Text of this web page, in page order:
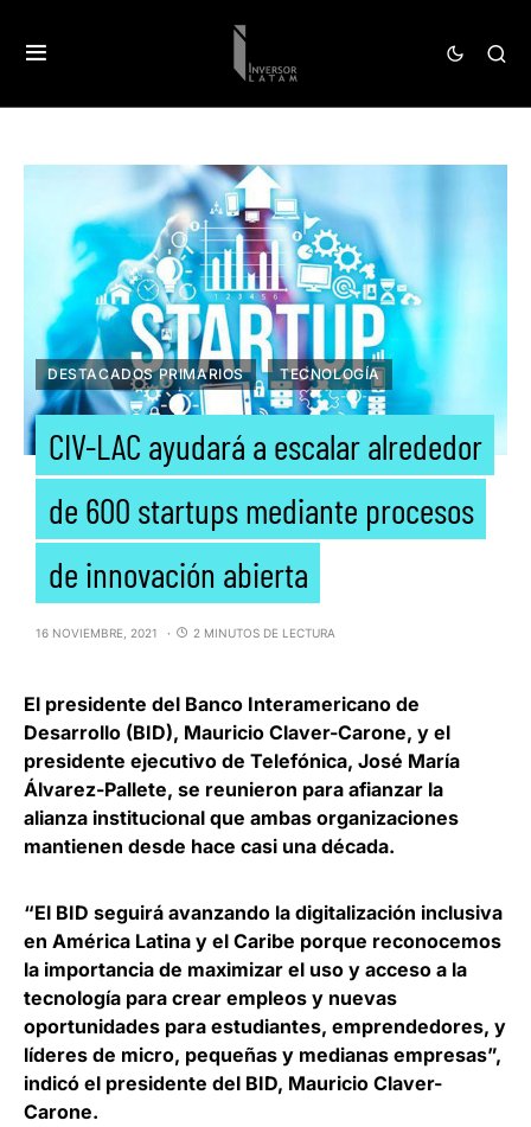
DESTACADOS PRIMARIOS TECNOLOGÍA
CIV-LAC ayudará a escalar alrededor
de 600 startups mediante procesos
de innovación abierta
16 NOVIEMBRE, 2021 2 MINUTOS DE LECTURA
El presidente del Banco Interamericano de
Desarrollo (BID), Mauricio Claver-Carone, y el
presidente ejecutivo de Telefónica, José María
Álvarez-Pallete, se reunieron para afianzar la
alianza institucional que ambas organizaciones
mantienen desde hace casi una década.
“El BID seguirá avanzando la digitalización inclusiva
en América Latina y el Caribe porque reconocemos
la importancia de maximizar el uso y acceso a la
tecnología para crear empleos y nuevas
oportunidades para estudiantes, emprendedores, y
líderes de micro, pequeñas y medianas empresas”,
indicó el presidente del BID, Mauricio Claver-
Carone.